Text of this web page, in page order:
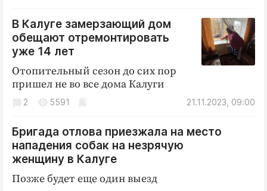
В Калуге замерзающий дом
обещают отремонтировать
уже 14 лет
Отопительный сезон до сих пор
пришел не во все дома Калуги
21.11.2023, 09:00
2 5591
Бригада отлова приезжала на место
нападения собак на незрячую
женщину в Калуге
Позже будет еще один выезд